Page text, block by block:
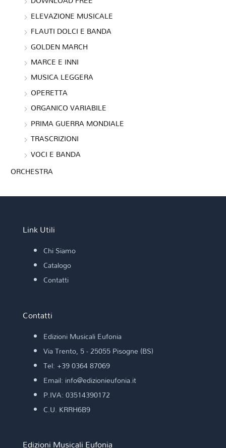
ELEVAZIONE MUSICALE
FLAUTI DOLCI E BANDA
GOLDEN MARCH
MARCE E INNI
MUSICA LEGGERA
OPERETTA
ORGANICO VARIABILE
PRIMA GUERRA MONDIALE
TRASCRIZIONI
VOCI E BANDA
ORCHESTRA
Link Utili
Chi Siamo
Catalogo
Contatti
Contatti
Edizioni Musicali Eufonia
Via Trento, 5 - 25055 Pisogne (BS)
Tel: +39 0364 87069
Email: info@edizionieufonia.it
P.IVA: 03514390172
C.U. KRRH6B9
Edizioni Musicali Eufonia